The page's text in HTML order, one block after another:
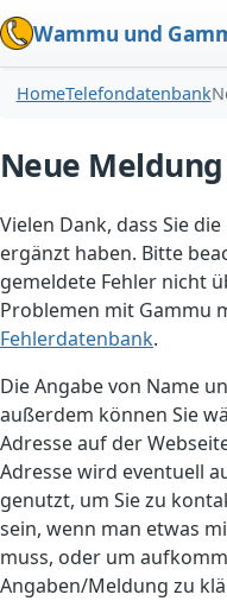
Wammu und
HomeTelefondatenbank
Neue
Vielen Dank, dass Sie
ergänzt haben. Bitte
gemeldete Fehler nicht
Problemen mit Gammu
Fehlerdatenbank.
Die Angabe von Name
außerdem können Sie
Adresse auf der
Adresse wird eventuell
genutzt, um Sie zu
sein, wenn man etwas
muss, oder um
Angaben/Meldung zu